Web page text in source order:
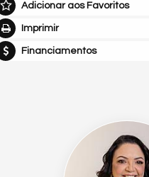
Adicionar aos Favoritos
Imprimir
Financiamentos